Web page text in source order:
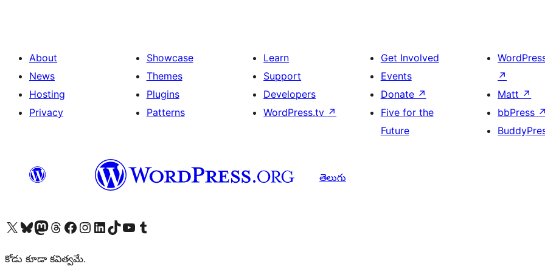
About
News
Hosting
Privacy
Showcase
Themes
Plugins
Patterns
Learn
Support
Developers
WordPress.tv ↗
Get Involved
Events
Donate ↗
Five for the
Future
↗
Matt ↗
bbPress ↗
తెలుగు
Visit our X (formerly Twitter) account
Visit our Bluesky account
Visit our Mastodon account
Visit our Threads account
Visit our Facebook page
Visit our Instagram account
Visit our LinkedIn account
Visit our TikTok account
Visit our YouTube channel
Visit our Tumblr account
కోడు కూడా కవిత్వమే.